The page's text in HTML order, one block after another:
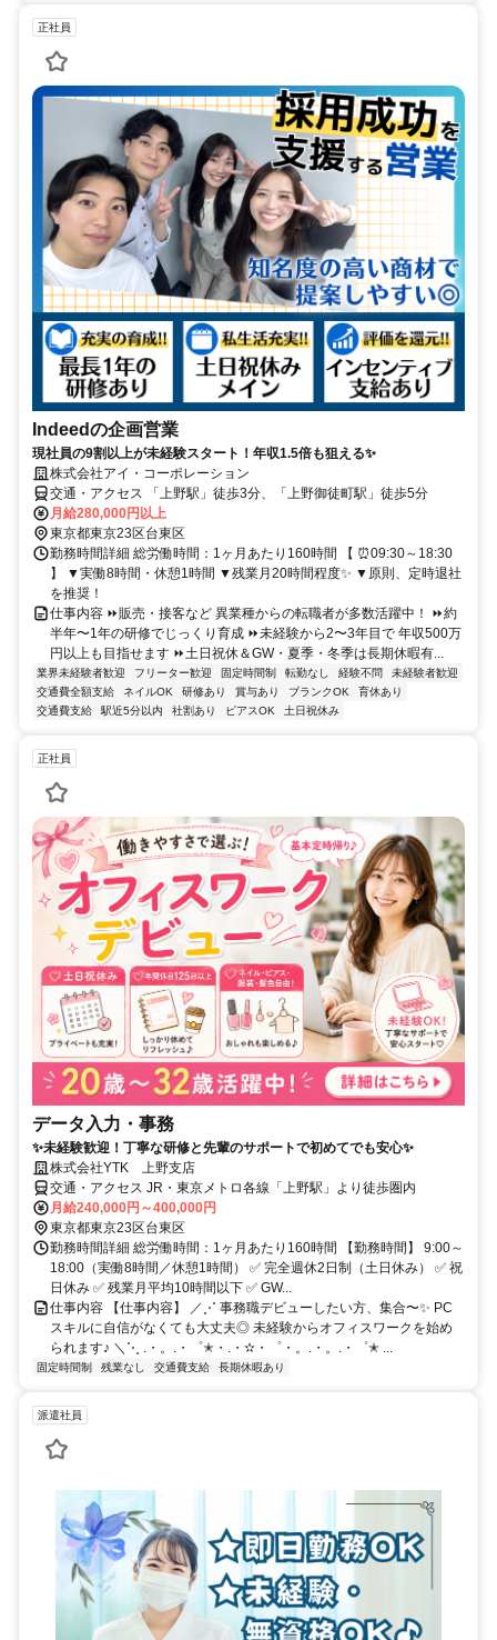
正社員
Indeedの企画営業
現社員の9割以上が未経験スタート！年収1.5倍も狙える✨
株式会社アイ・コーポレーション
交通・アクセス 「上野駅」徒歩3分、「上野御徒町駅」徒歩5分
月給280,000円以上
東京都東京23区台東区
勤務時間詳細 総労働時間：1ヶ月あたり160時間 【 ⏰09:30～18:30
】 ▼実働8時間・休憩1時間 ▼残業月20時間程度✨ ▼原則、定時退社
を推奨！
仕事内容 ⏩販売・接客など 異業種からの転職者が多数活躍中！ ⏩約
半年〜1年の研修でじっくり育成 ⏩未経験から2〜3年目で 年収500万
円以上も目指せます ⏩土日祝休＆GW・夏季・冬季は長期休暇有...
業界未経験者歓迎 フリーター歓迎 固定時間制 転勤なし 経験不問
未経験者歓迎
交通費全額支給
ネイルOK 研修あり 賞与あり ブランクOK
育休あり
交通費支給
駅近5分以内 社割あり ピアスOK 土日祝休み
正社員
データ入力・事務
✨未経験歓迎！丁寧な研修と先輩のサポートで初めてでも安心✨
株式会社YTK 上野支店
交通・アクセス JR・東京メトロ各線「上野駅」より徒歩圏内
月給240,000円～400,000円
東京都東京23区台東区
勤務時間詳細 総労働時間：1ヶ月あたり160時間 【勤務時間】 9:00～
18:00（実働8時間／休憩1時間） ✅ 完全週休2日制（土日休み） ✅ 祝
日休み ✅ 残業月平均10時間以下 ✅ GW...
仕事内容 【仕事内容】 ／⋰ 事務職デビューしたい方、集合〜✨ PC
スキルに自信がなくても大丈夫◎ 未経験からオフィスワークを始め
られます♪ ＼⋱ .・。.・゜✭・.・✫・゜・。.・。.・゜✭ ...
固定時間制 残業なし 交通費支給 長期休暇あり
派遣社員